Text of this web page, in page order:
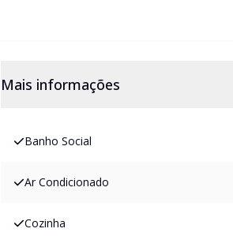
Mais informações
Banho Social
Ar Condicionado
Cozinha